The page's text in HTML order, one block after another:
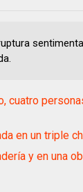
cuatro
en un triple
y en una